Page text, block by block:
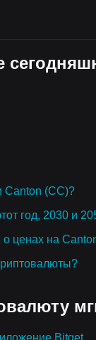
Canton (CC)?
год, 2030 и
о ценах на
Bitget.